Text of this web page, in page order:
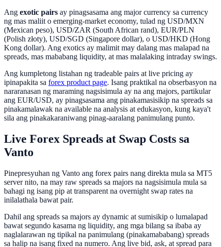
Ang exotic pairs ay pinagsasama ang major currency sa currency
ng mas maliit o emerging-market economy, tulad ng USD/MXN
(Mexican peso), USD/ZAR (South African rand), EUR/PLN
(Polish złoty), USD/SGD (Singapore dollar), o USD/HKD (Hong
Kong dollar). Ang exotics ay malimit may dalang mas malapad na
spreads, mas mababang liquidity, at mas malalaking intraday swings.
Ang kumpletong listahan ng tradeable pairs at live pricing ay
ipinapakita sa forex product page. Isang praktikal na obserbasyon na
nararanasan ng maraming nagsisimula ay na ang majors, partikular
ang EUR/USD, ay pinagsasama ang pinakamasisikip na spreads sa
pinakamalawak na available na analysis at edukasyon, kung kaya't
sila ang pinakakaraniwang pinag-aaralang panimulang punto.
Live Forex Spreads at Swap Costs sa
Vanto
Pinepresyuhan ng Vanto ang forex pairs nang direkta mula sa MT5
server nito, na may raw spreads sa majors na nagsisimula mula sa
bahagi ng isang pip at transparent na overnight swap rates na
inilalathala bawat pair.
Dahil ang spreads sa majors ay dynamic at sumisikip o lumalapad
bawat segundo kasama ng liquidity, ang mga bilang sa ibaba ay
naglalarawan ng tipikal na panimulang (pinakamababang) spreads
sa halip na isang fixed na numero. Ang live bid, ask, at spread para